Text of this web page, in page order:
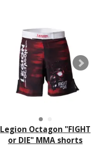
Legion Octagon "FIGHT
or DIE" MMA shorts